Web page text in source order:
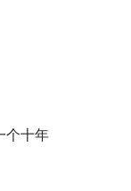
个十年